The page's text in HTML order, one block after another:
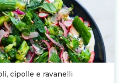
cipolle e ravanelli